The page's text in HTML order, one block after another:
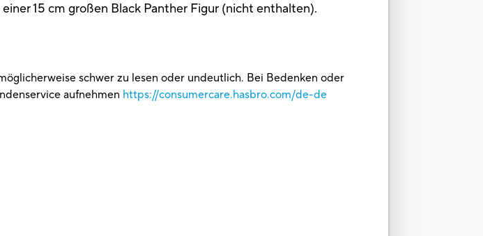
15 cm großen Black Panther Figur (nicht enthalten).
schwer zu lesen oder undeutlich. Bei Bedenken oder
aufnehmen https://consumercare.hasbro.com/de-de